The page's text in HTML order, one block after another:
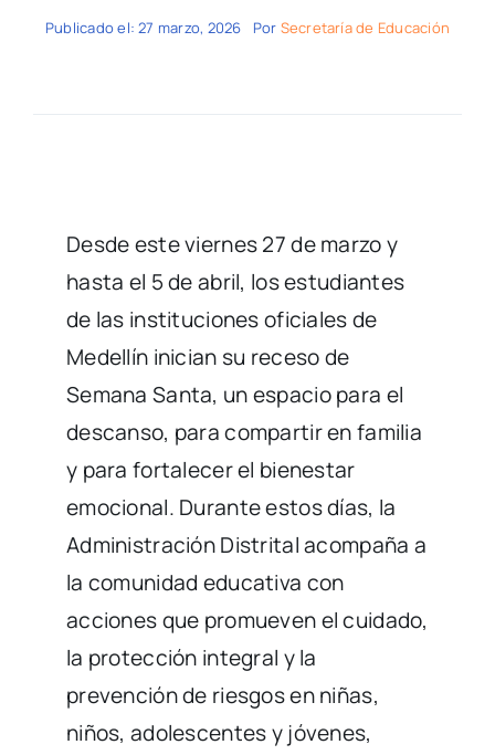
Publicado el: 27 marzo, 2026 Por Secretaría de Educación
Desde este viernes 27 de marzo y
hasta el 5 de abril, los estudiantes
de las instituciones oficiales de
Medellín inician su receso de
Semana Santa, un espacio para el
descanso, para compartir en familia
y para fortalecer el bienestar
emocional. Durante estos días, la
Administración Distrital acompaña a
la comunidad educativa con
acciones que promueven el cuidado,
la protección integral y la
prevención de riesgos en niñas,
niños, adolescentes y jóvenes,